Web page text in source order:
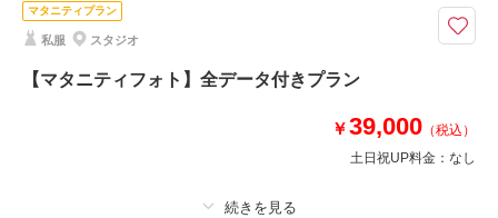
「自分へのご褒美」や「記念日」など。たくさんある衣裳からこだわりの1
着を選び、プロのヘアメイクでより美しくなった姿をプロのカメラマンのこ
スタジオや衣装等のご見学も可能です。
撮影日の空き
マタニティプラン
私服 スタジオ
【マタニティフォト】全データ付きプラン
￥39,000 （税込）
土日祝UP料金： なし